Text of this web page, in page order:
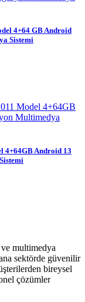
4+64 GB Android
Sistemi
4+64GB Android 13
multimedya
sektörde güvenilir
bireysel
çözümler